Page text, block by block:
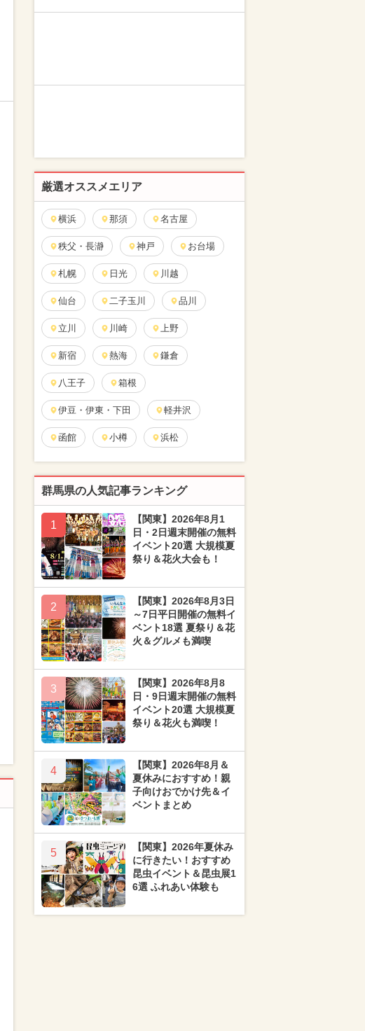
厳選オススメエリア
横浜 那須 名古屋
秩父・長瀞 神戸 お台場
札幌 日光 川越
仙台 二子玉川 品川
立川 川崎 上野
新宿 熱海 鎌倉
八王子 箱根
伊豆・伊東・下田 軽井沢
函館 小樽 浜松
群馬県の人気記事ランキング
1
【関東】2026年8月1
日・2日週末開催の無料
イベント20選 大規模夏
祭り＆花火大会も！
2
【関東】2026年8月3日
～7日平日開催の無料イ
ベント18選 夏祭り＆花
火＆グルメも満喫
3
【関東】2026年8月8
日・9日週末開催の無料
イベント20選 大規模夏
祭り＆花火も満喫！
4
【関東】2026年8月＆
夏休みにおすすめ！親
子向けおでかけ先＆イ
ベントまとめ
5
【関東】2026年夏休み
に行きたい！おすすめ
昆虫イベント＆昆虫展1
6選 ふれあい体験も